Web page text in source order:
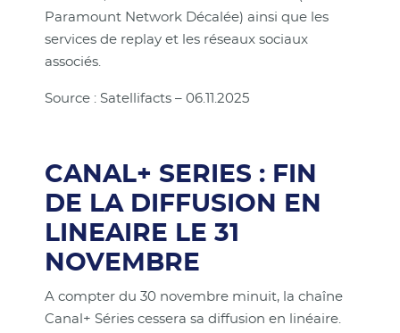
Paramount Network Décalée) ainsi que les
services de replay et les réseaux sociaux
associés.
Source : Satellifacts – 06.11.2025
CANAL+ SERIES : FIN
DE LA DIFFUSION EN
LINEAIRE LE 31
NOVEMBRE
A compter du 30 novembre minuit, la chaîne
Canal+ Séries cessera sa diffusion en linéaire.